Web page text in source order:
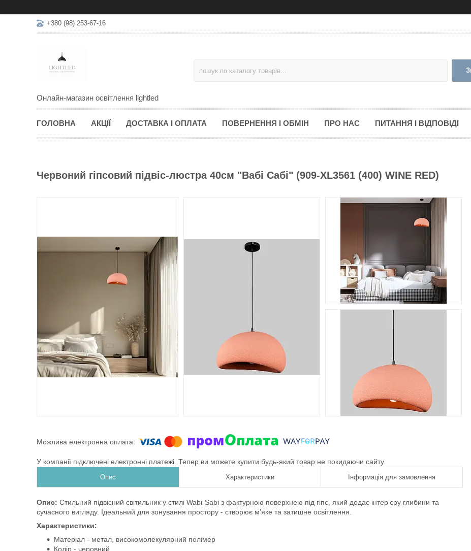
+380 (98) 253-67-16
Онлайн-магазин освітлення lightled
ГОЛОВНА АКЦІЇ ДОСТАВКА І ОПЛАТА ПОВЕРНЕННЯ І ОБМІН ПРО НАС ПИТАННЯ І ВІДПОВІДІ
Червоний гіпсовий підвіс-люстра 40см "Вабі Сабі" (909-XL3561 (400) WINE RED)
У компанії підключені електронні платежі. Тепер ви можете купити будь-який товар не покидаючи сайту.
Опис Характеристики Інформація для замовлення
Опис: Стильний підвісний світильник у стилі Wabi-Sabi з фактурною поверхнею під гіпс, який додає інтер’єру глибини та
сучасного вигляду. Ідеальний для зонування простору - створює м’яке та затишне освітлення.
Характеристики:
Матеріал - метал, високомолекулярний полімер
Колір - черовний